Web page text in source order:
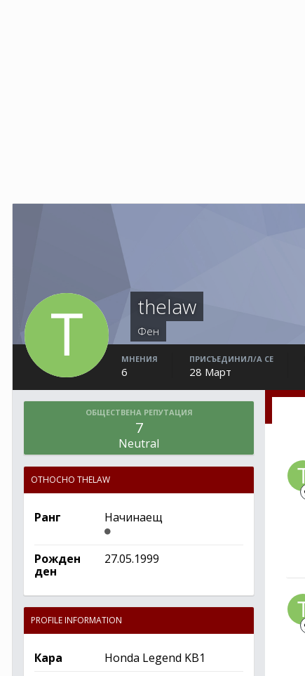
thelaw
Фен
МНЕНИЯ
6
ПРИСЪЕДИНИЛ/А СЕ
28 Март
ОБЩЕСТВЕНА РЕПУТАЦИЯ
7
Neutral
ОТНОСНО THELAW
Ранг Начинаещ
Рожден
ден
27.05.1999
PROFILE INFORMATION
Кара
Honda Legend KB1